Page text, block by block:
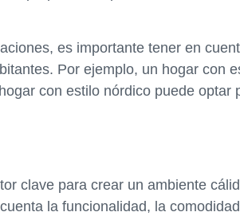
es importante tener en
Por ejemplo, un hogar con
con estilo nórdico puede optar
clave para crear un ambiente
la funcionalidad, la